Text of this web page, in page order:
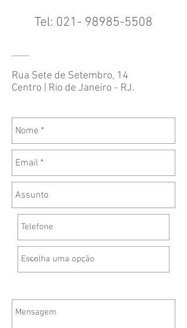
Tel: 021- 98985-5508
Rua Sete de Setembro, 14
Centro | Rio de Janeiro - RJ.